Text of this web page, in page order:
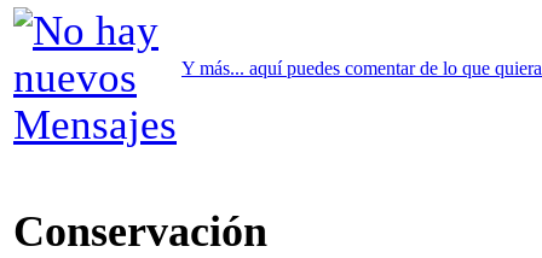
Y más... aquí puedes comentar de lo que
Conservación